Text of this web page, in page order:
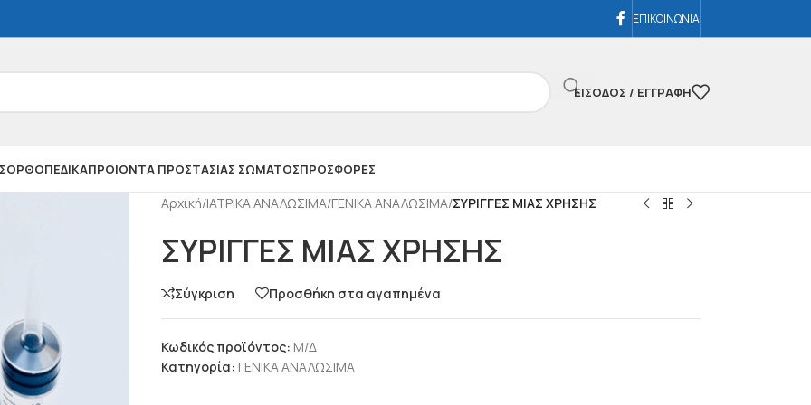
ΕΠΙΚΟΙΝΩΝΙΑ
ΕΊΣΟΔΟΣ / ΕΓΓΡΑΦΉ
ΟΡΘΟΠΕΔΙΚΑΠΡΟΙΟΝΤΑ ΠΡΟΣΤΑΣΙΑΣ ΣΩΜΑΤΟΣΠΡΟΣΦΟΡΕΣ
Αρχική/ΙΑΤΡΙΚΑ ΑΝΑΛΩΣΙΜΑ/ΓΕΝΙΚΑ ΑΝΑΛΩΣΙΜΑ/ΣΥΡΙΓΓΕΣ ΜΙΑΣ ΧΡΗΣΗΣ
ΣΥΡΙΓΓΕΣ ΜΙΑΣ ΧΡΗΣΗΣ
Σύγκριση Προσθήκη στα αγαπημένα
Κωδικός προϊόντος: Μ/Δ
Κατηγορία: ΓΕΝΙΚΑ ΑΝΑΛΩΣΙΜΑ